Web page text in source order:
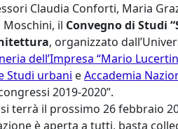
Claudia Conforti, Maria
Moschini, il Convegno di Studi
, organizzato
dell’Impresa “Mario
Studi urbani eAccademia
2019-2020”.
terrà il prossimo 26 febbraio
è aperta a tutti, basta